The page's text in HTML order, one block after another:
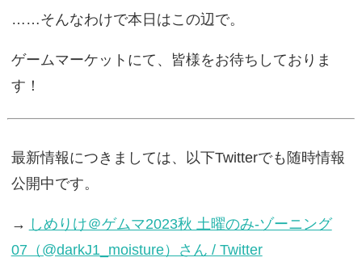
……そんなわけで本日はこの辺で。
ゲームマーケットにて、皆様をお待ちしておりま
す！
最新情報につきましては、以下Twitterでも随時情報
公開中です。
→ しめりけ＠ゲムマ2023秋 土曜のみ-ゾーニング
07（@darkJ1_moisture）さん / Twitter